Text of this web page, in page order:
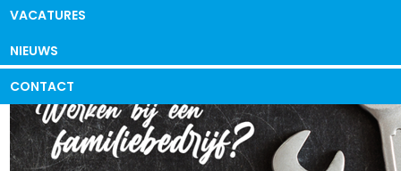
VACATURES
NIEUWS
CONTACT